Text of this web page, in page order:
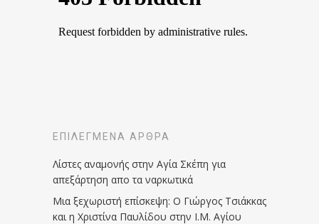
ΕΠΙΛΕΓΜΈΝΑ ΆΡΘΡΑ
Λίστες αναμονής στην Αγία Σκέπη για
απεξάρτηση απο τα ναρκωτικά
Μια ξεχωριστή επίσκεψη: Ο Γιώργος Τσιάκκας
και η Χριστίνα Παυλίδου στην Ι.Μ. Αγίου